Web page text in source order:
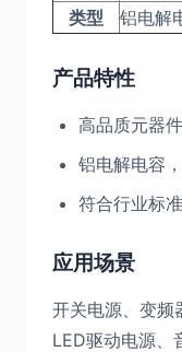
类型
铝电解
产品特性
高品质元器
铝电解电容
符合行业标
应用场景
开关电源、变频
LED驱动电源、